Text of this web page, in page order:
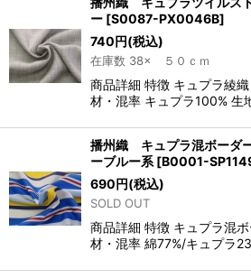
ー [S0087-PX0046B]
740円(税込)
在庫数 38× ５０ｃｍ
商品詳細 特徴 キュプラ綾
材・混率 キュプラ100% 生
播州織 キュプラ混ボーダ
ーブルー系 [B0001-
690円(税込)
SOLD OUT
商品詳細 特徴 キュプラ混
材・混率 綿77%/キュプラ